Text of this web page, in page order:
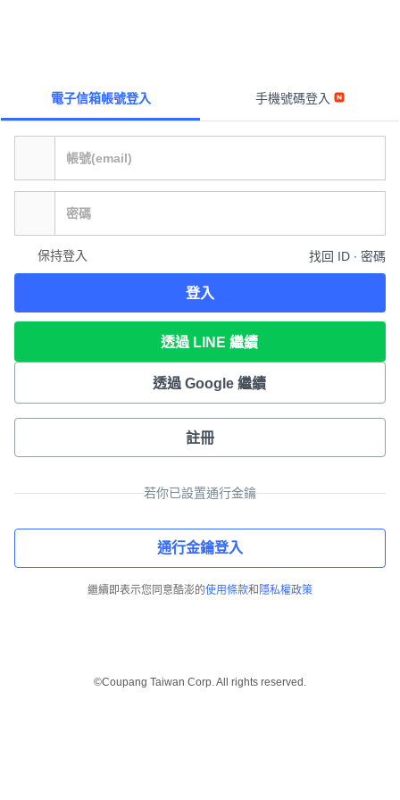
電子信箱帳號登入 手機號碼登入
保持登入 找回 ID ∙ 密碼
登入
透過 LINE 繼續
透過 Google 繼續
註冊
若你已設置通行金鑰
通行金鑰登入
繼續即表示您同意酷澎的使用條款和 隱私權政策
©Coupang Taiwan Corp. All rights reserved.